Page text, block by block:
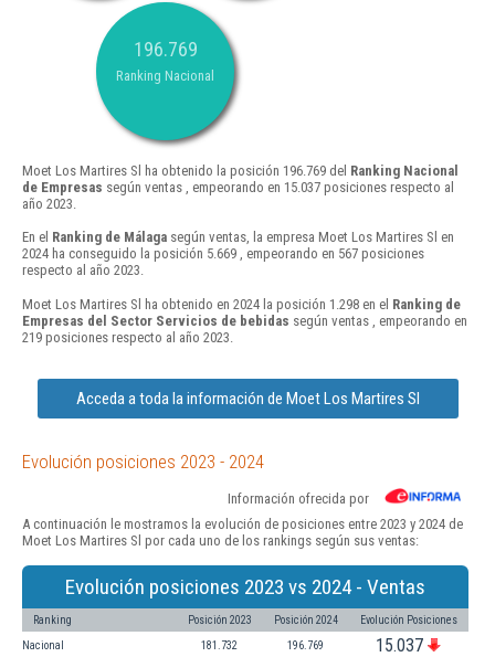
196.769
Ranking Nacional
Moet Los Martires Sl ha obtenido la posición 196.769 del Ranking Nacional
de Empresas según ventas , empeorando en 15.037 posiciones respecto al
año 2023.
En el Ranking de Málaga según ventas, la empresa Moet Los Martires Sl en
2024 ha conseguido la posición 5.669 , empeorando en 567 posiciones
respecto al año 2023.
Moet Los Martires Sl ha obtenido en 2024 la posición 1.298 en el Ranking de
Empresas del Sector Servicios de bebidas según ventas , empeorando en
219 posiciones respecto al año 2023.
Acceda a toda la información de Moet Los Martires Sl
Evolución posiciones 2023 - 2024
Información ofrecida por
A continuación le mostramos la evolución de posiciones entre 2023 y 2024 de
Moet Los Martires Sl por cada uno de los rankings según sus ventas:
Evolución posiciones 2023 vs 2024 - Ventas
Ranking Posición 2023 Posición 2024 Evolución Posiciones
Nacional 181.732 196.769 15.037